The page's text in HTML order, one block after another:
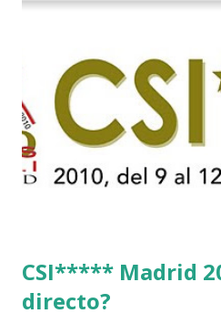
CSI***** Madrid
directo?